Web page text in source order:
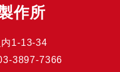
作所
1-13-34
3897-7366